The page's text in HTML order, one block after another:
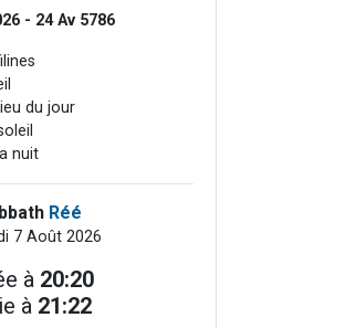
- 24 Av 5786
du jour
nuit
Réé
7 Août 2026
à 20:20
à 21:22